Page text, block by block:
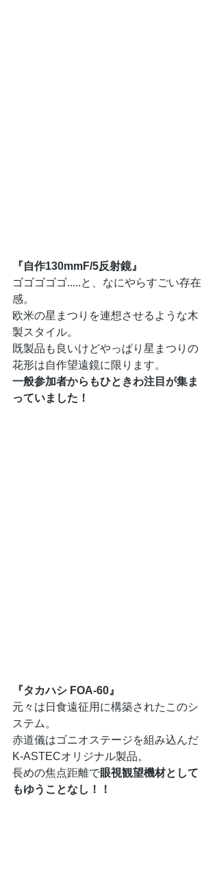
『自作130mmF/5反射鏡』
ゴゴゴゴゴ.....と、なにやらすごい存在
感。
欧米の星まつりを連想させるような木
製スタイル。
既製品も良いけどやっぱり星まつりの
花形は自作望遠鏡に限ります。
一般参加者からもひときわ注目が集ま
っていました！
『タカハシ FOA-60』
元々は日食遠征用に構築されたこのシ
ステム。
赤道儀はゴニオステージを組み込んだ
K-ASTECオリジナル製品。
長めの焦点距離で眼視観望機材として
もゆうことなし！！